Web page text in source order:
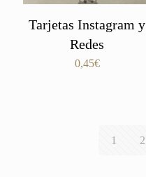
Tarjetas Instagram y
Redes
0,45€
1 2